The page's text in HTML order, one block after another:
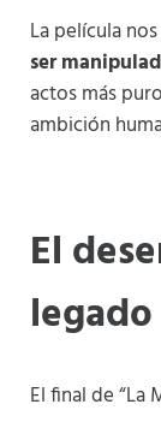
La película
ser
actos más
ambición
El
legado
El final de “La